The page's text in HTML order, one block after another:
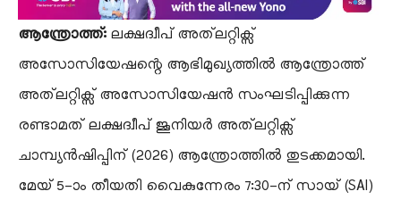
ആന്ത്രോത്ത്:ലക്ഷദ്വീപ് അത്‌ലറ്റിക്സ്
അസോസിയേഷന്റെ ആഭിമുഖ്യത്തിൽ ആന്ത്രോത്ത്
അത്‌ലറ്റിക്സ് അസോസിയേഷൻ സംഘടിപ്പിക്കുന്ന
രണ്ടാമത് ലക്ഷദ്വീപ് ജൂനിയർ അത്‌ലറ്റിക്സ്
ചാമ്പ്യൻഷിപ്പിന് (2026) ആന്ത്രോത്തിൽ തുടക്കമായി.
മേയ് 5-ാം തീയതി വൈകുന്നേരം 7:30-ന് സായ് (SAI)